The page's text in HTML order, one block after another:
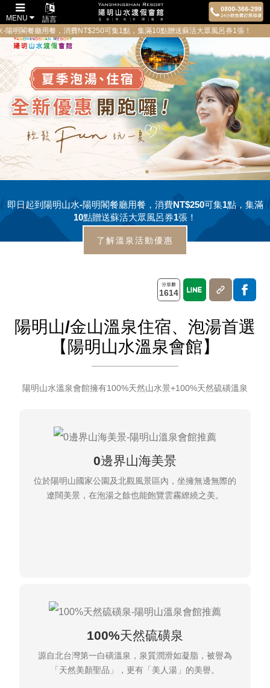
語言
MENU
廳用餐，消費NT$250可集1點，集滿10點贈送蘇活大眾風呂券1張！ 為維護
即日起到陽明山水-陽明閣餐廳用餐，消費NT$250可集1點，集滿
10點贈送蘇活大眾風呂券1張！
了解溫泉活動優惠
1614
陽明山/金山溫泉住宿、泡湯首選
【陽明山水溫泉會館】
陽明山水溫泉會館擁有100%天然山水景+100%天然硫磺溫泉
0邊界山海美景
位於陽明山國家公園及北觀風景區內，坐擁無邊無際的
遼闊美景，在泡湯之餘也能飽覽雲霧繚繞之美。
100%天然硫磺泉
源自北台灣第一白磺溫泉，泉質潤滑如凝脂，被譽為
「天然美顏聖品」，更有「美人湯」的美譽。